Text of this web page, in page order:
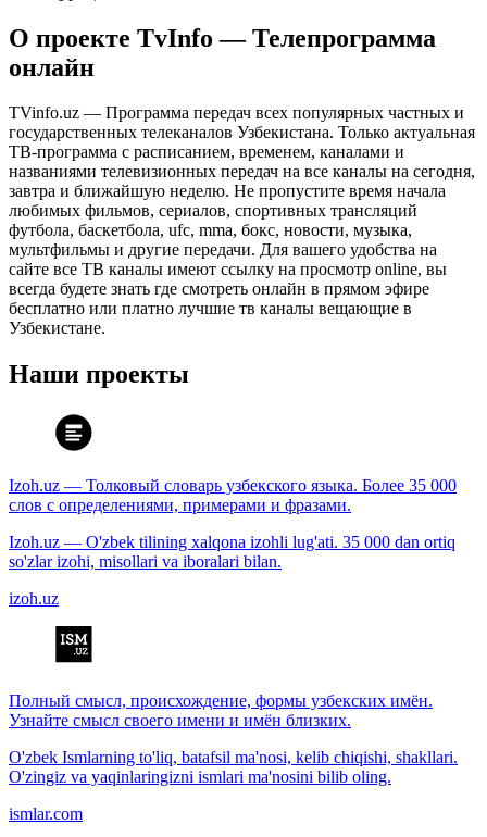
О проекте TvInfo — Телепрограмма
онлайн
TVinfo.uz — Программа передач всех популярных частных и
государственных телеканалов Узбекистана. Только актуальная
ТВ-программа с расписанием, временем, каналами и
названиями телевизионных передач на все каналы на сегодня,
завтра и ближайшую неделю. Не пропустите время начала
любимых фильмов, сериалов, спортивных трансляций
футбола, баскетбола, ufc, mma, бокс, новости, музыка,
мультфильмы и другие передачи. Для вашего удобства на
сайте все ТВ каналы имеют ссылку на просмотр online, вы
всегда будете знать где смотреть онлайн в прямом эфире
бесплатно или платно лучшие тв каналы вещающие в
Узбекистане.
Наши проекты
Izoh.uz — Толковый словарь узбекского языка. Более 35 000
слов с определениями, примерами и фразами.
Izoh.uz — O'zbek tilining xalqona izohli lug'ati. 35 000 dan ortiq
so'zlar izohi, misollari va iboralari bilan.
izoh.uz
Полный смысл, происхождение, формы узбекских имён.
Узнайте смысл своего имени и имён близких.
O'zbek Ismlarning to'liq, batafsil ma'nosi, kelib chiqishi, shakllari.
O'zingiz va yaqinlaringizni ismlari ma'nosini bilib oling.
ismlar.com